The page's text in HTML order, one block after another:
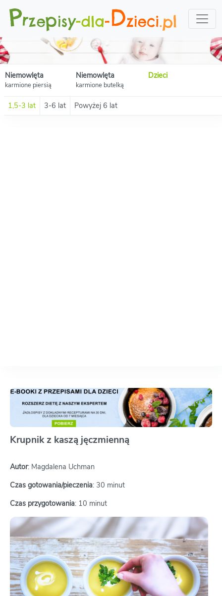
Niemowlęta
karmione piersią
Niemowlęta
karmione butelką
Dzieci
1,5-3 lat 3-6 lat Powyżej 6 lat
Krupnik z kaszą jęczmienną
Autor: Magdalena Uchman
Czas gotowania/pieczenia: 30 minut
Czas przygotowania: 10 minut